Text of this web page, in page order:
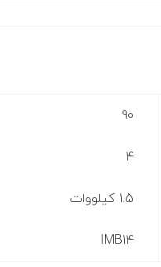
90
4
1.5 کیلووات
IMB14